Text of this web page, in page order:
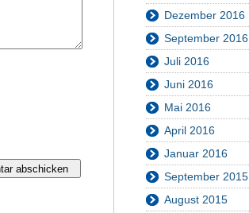
Dezember 2016
September 2016
Juli 2016
Juni 2016
Mai 2016
April 2016
Januar 2016
September 2015
August 2015